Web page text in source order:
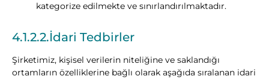
kategorize edilmekte ve sınırlandırılmaktadır.
4.1.2.2.İdari Tedbirler
Şirketimiz, kişisel verilerin niteliğine ve saklandığı
ortamların özelliklerine bağlı olarak aşağıda sıralanan idari